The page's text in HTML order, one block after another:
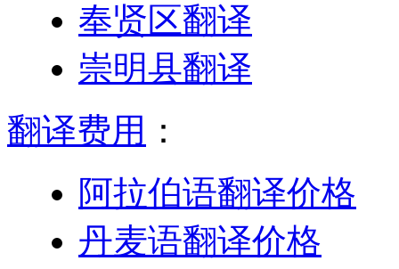
奉贤区翻译
崇明县翻译
翻译费用 ：
阿拉伯语翻译价格
丹麦语翻译价格